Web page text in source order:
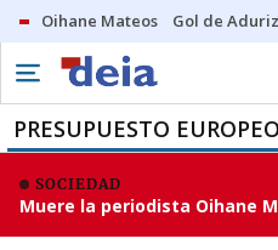
Oihane Mateos Gol de Aduriz
PRESUPUESTO EUROPEO
SOCIEDAD
Muere la periodista Oihane